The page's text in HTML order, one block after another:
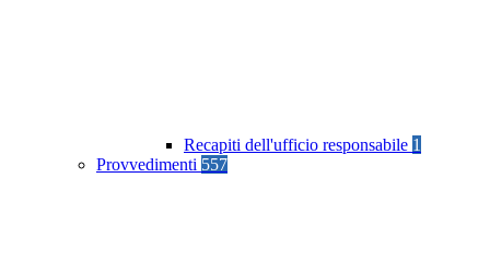
Recapiti dell'ufficio responsabile 1
Provvedimenti 557